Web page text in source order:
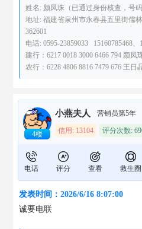
姓名: 颜凤珠（已通过身份核查，号
地址: 福建省泉州市永春县五里街儒
362601
电话: 0595-23859033 15160785468、
建行：6217 0018 3000 6466 794 颜凤
农行：6228 4806 8816 7479 676 王日
4楼
小燕夫人 营销员第5年
信用: 13104 评分次数:
电话 评分 查看 救生圈
发表时间：2026/6/16 8:07:00
诚要电联